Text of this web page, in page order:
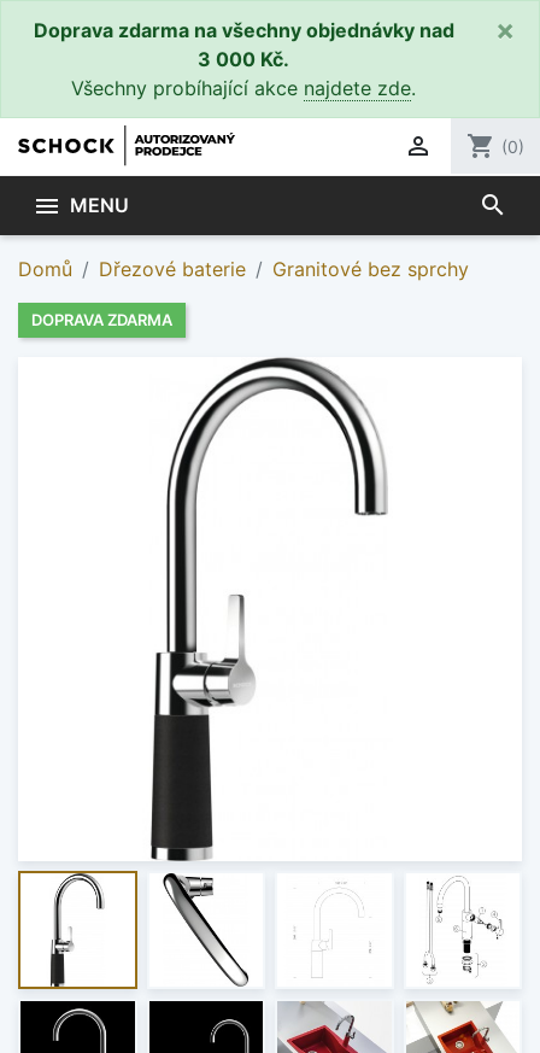
Doprava zdarma na všechny objednávky nad
3 000 Kč.
Všechny probíhající akce najdete zde.
×
 shopping_cart (0)
 MENU search
Domů Dřezové baterie Granitové bez sprchy
DOPRAVA ZDARMA